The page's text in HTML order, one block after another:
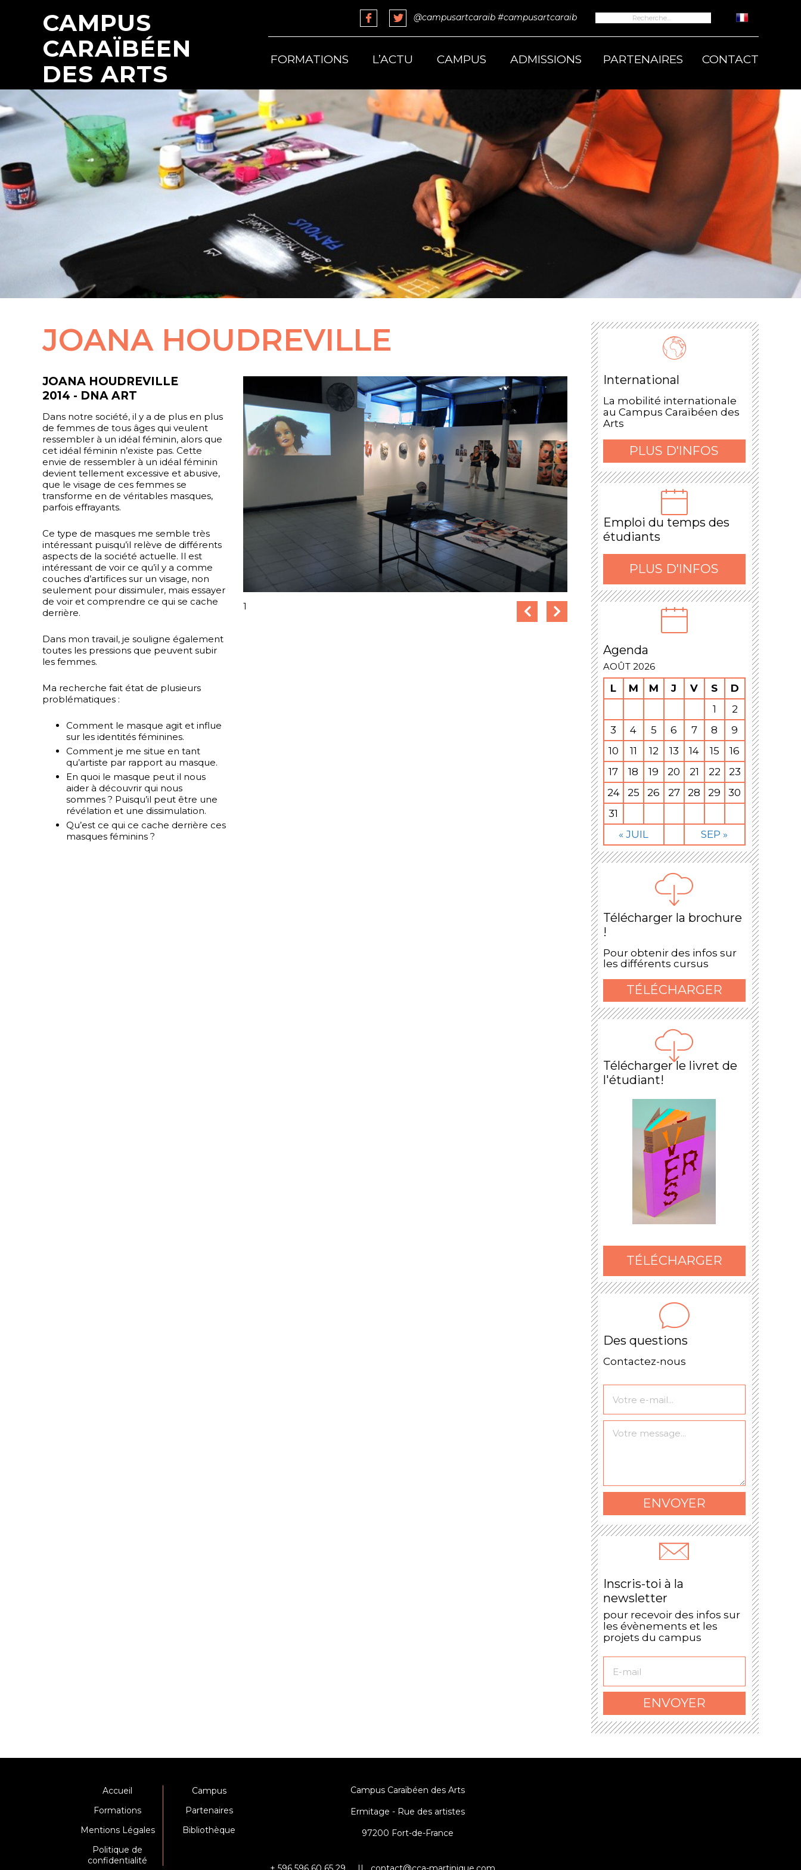
CAMPUS
CARAÏBÉEN
DES ARTS
@campusartcaraib #campusartcaraib Rechercher :
FORMATIONS L’ACTU CAMPUS ADMISSIONS PARTENAIRES CONTACT
JOANA HOUDREVILLE
JOANA HOUDREVILLE
2014 - DNA ART
Dans notre société, il y a de plus en plus
de femmes de tous âges qui veulent
ressembler à un idéal féminin, alors que
cet idéal féminin n’existe pas. Cette
envie de ressembler à un idéal féminin
devient tellement excessive et abusive,
que le visage de ces femmes se
transforme en de véritables masques,
parfois effrayants.
Ce type de masques me semble très
intéressant puisqu’il relève de différents
aspects de la société actuelle. Il est
intéressant de voir ce qu’il y a comme
couches d’artifices sur un visage, non
seulement pour dissimuler, mais essayer
de voir et comprendre ce qui se cache
derrière.
Dans mon travail, je souligne également
toutes les pressions que peuvent subir
les femmes.
Ma recherche fait état de plusieurs
problématiques :
Comment le masque agit et influe
sur les identités féminines.
Comment je me situe en tant
qu’artiste par rapport au masque.
En quoi le masque peut il nous
aider à découvrir qui nous
sommes ? Puisqu’il peut être une
révélation et une dissimulation.
Qu’est ce qui ce cache derrière ces
masques féminins ?
1
International
La mobilité internationale
au Campus Caraïbéen des
Arts
PLUS D'INFOS
Emploi du temps des
étudiants
PLUS D'INFOS
Agenda
AOÛT 2026
L M M J V S
D
1
2
3
4 5 6 7 8
9
10
11 12 13 14 15
16
17
18 19 20 21 22
23
24
25 26 27 28 29
30
31
« JUIL
SEP »
Télécharger la brochure
!
Pour obtenir des infos sur
les différents cursus
TÉLÉCHARGER
Télécharger le livret de
l'étudiant!
TÉLÉCHARGER
Des questions
Contactez-nous
Le formulaire a bien
été envoyé.
ENVOYER
Inscris-toi à la
newsletter
pour recevoir des infos sur
les évènements et les
projets du campus
Le formulaire a bien
ENVOYER
Accueil
Formations
Mentions Légales
Politique de
confidentialité
Campus
Partenaires
Bibliothèque
Campus Caraïbéen des Arts
Ermitage - Rue des artistes
97200 Fort-de-France